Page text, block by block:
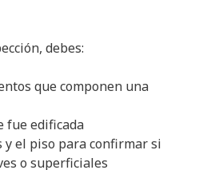
debes:
que componen una
fue edificada
y el piso para confirmar si
o superficiales